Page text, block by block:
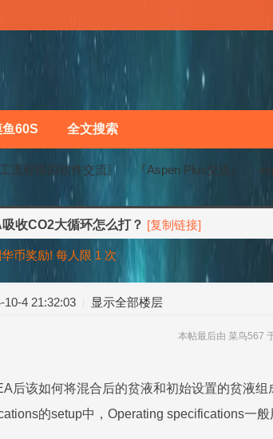
鱼60S 全文搜索
流程模拟软件交流〗
›
『Aspen Plus交流』
›
收CO2大循环怎么打？ [复制链接]
币奖励! 每人限 1 次
10-4 21:32:03 显示全部楼层
本帖最后由 菜鸟567
后该如何将混合后的贫液和初始设置的贫液组
的setup中，Operating specifications一